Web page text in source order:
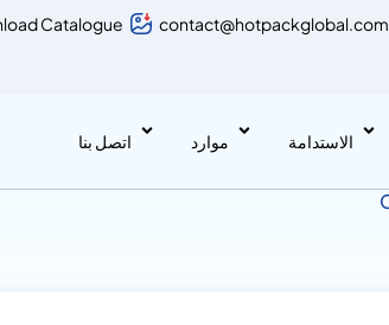
contact@hotpackglobal.com
Catalogue
الاستدامة موارد اتصل بنا